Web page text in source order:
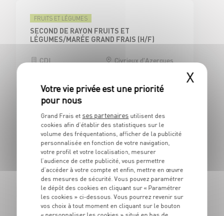
FRUITS ET LÉGUMES
SECOND DE RAYON FRUITS ET
LÉGUMES/MARÉE GRAND FRAIS (H/F)
CDI
Civrieux d'Azergues
CAISSE
CAISSIER CENTRAL / ADJOINT
RESPONSABLE DE CAISSE - H/F
CDI
Civrieux d'Azergues
(69)
BOUCHERIE
X
Grand Frais et ses partenaires utilisent des
cookies afin d’établir des statistiques sur le
volume des fréquentations, afficher de la publicité
personnalisée en fonction de votre navigation,
votre profil et votre localisation, mesurer
l’audience de cette publicité, vous permettre
d’accéder à votre compte et enfin, mettre en œuvre
des mesures de sécurité. Vous pouvez paramétrer
le dépôt des cookies en cliquant sur « Paramétrer
les cookies » ci-dessous. Vous pourrez revenir sur
vos choix à tout moment en cliquant sur le bouton